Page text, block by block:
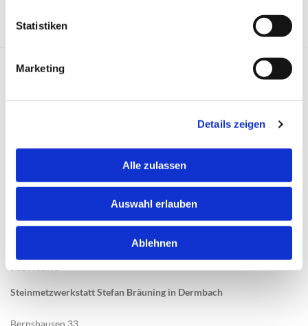
Statistiken
Marketing
Details zeigen
Alle zulassen
Auswahl erlauben
Ablehnen
Anfahrt
diese Karte anzuzeigen.
Kontakt
Steinmetzwerkstatt Stefan Bräuning in Dermbach